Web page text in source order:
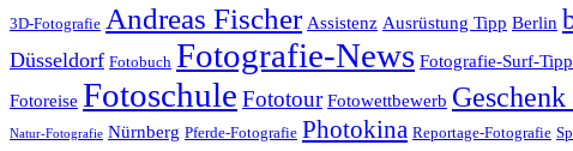
3D-Fotografie Andreas Fischer Assistenz Ausrüstung Tipp Berlin
Düsseldorf Fotobuch Fotografie-News Fotografie-Surf-
Fotoreise Fotoschule Fototour Fotowettbewerb
Natur-Fotografie Nürnberg Pferde-Fotografie Photokina Reportage-Fotografie